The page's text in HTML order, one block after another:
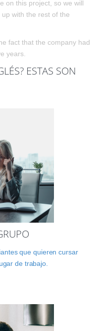
on this project, so we will
with the rest of the
fact that the company had
years.
ESTAS SON
que quieren cursar
de trabajo.